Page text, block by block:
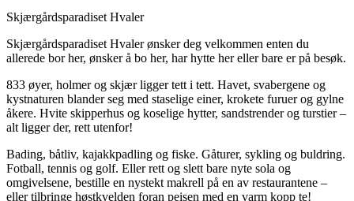
Skjærgårdsparadiset Hvaler
Skjærgårdsparadiset Hvaler ønsker deg velkommen enten du
allerede bor her, ønsker å bo her, har hytte her eller bare er på besøk.
833 øyer, holmer og skjær ligger tett i tett. Havet, svabergene og
kystnaturen blander seg med staselige einer, krokete furuer og gylne
åkere. Hvite skipperhus og koselige hytter, sandstrender og turstier –
alt ligger der, rett utenfor!
Bading, båtliv, kajakkpadling og fiske. Gåturer, sykling og buldring.
Fotball, tennis og golf. Eller rett og slett bare nyte sola og
omgivelsene, bestille en nystekt makrell på en av restaurantene –
eller tilbringe høstkvelden foran peisen med en varm kopp te!